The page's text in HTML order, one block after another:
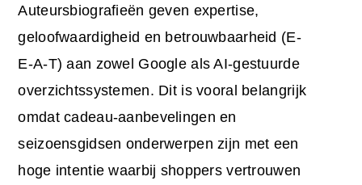
Auteursbiografieën geven expertise,
geloofwaardigheid en betrouwbaarheid (E-
E-A-T) aan zowel Google als AI-gestuurde
overzichtssystemen. Dit is vooral belangrijk
omdat cadeau-aanbevelingen en
seizoensgidsen onderwerpen zijn met een
hoge intentie waarbij shoppers vertrouwen